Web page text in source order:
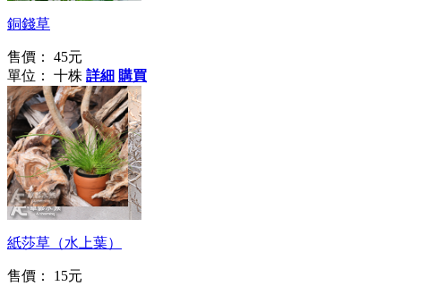
銅錢草
售價：
45元
單位： 十株 詳細 購買
鐵樹銀花
紙莎草（水上葉）
售價：
15元